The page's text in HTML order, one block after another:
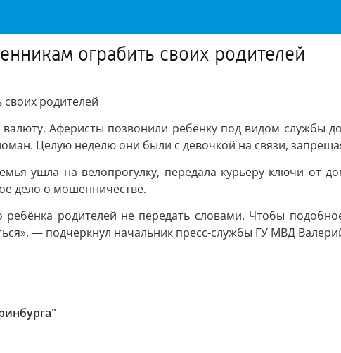
ограбить своих родителей
родителей
Аферисты позвонили ребёнку под видом службы
Целую неделю они были с девочкой на связи,
ушла на велопрогулку, передала курьеру ключи от
дело о мошенничестве.
родителей не передать словами. Чтобы
— подчеркнул начальник пресс-службы ГУ МВД